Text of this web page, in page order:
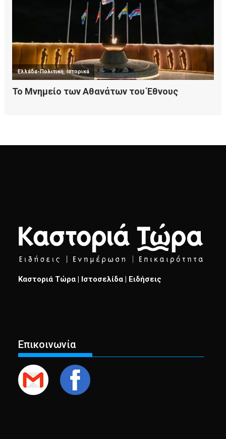
Καστοριά Τώρα | Ιστοσελίδα | Ειδήσεις
Επικοινωνία